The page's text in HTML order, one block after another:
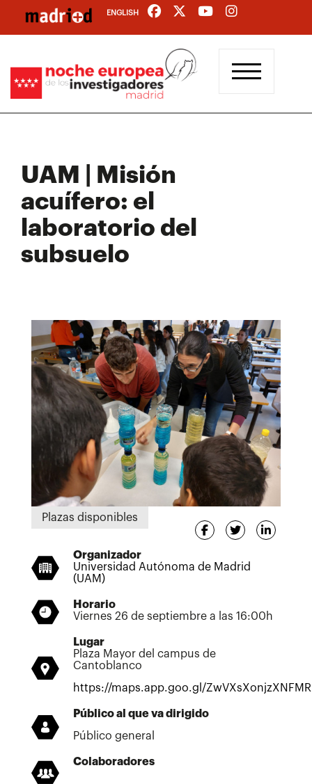
contenido
ENGLISH
UAM | Misión
acuífero: el
laboratorio del
subsuelo
Plazas disponibles
Organizador
Universidad Autónoma de Madrid
(UAM)
Horario
Viernes 26 de septiembre a las 16:00h
Lugar
Plaza Mayor del campus de
Cantoblanco
https://maps.app.goo.gl/
Público al que va dirigido
Público general
Colaboradores